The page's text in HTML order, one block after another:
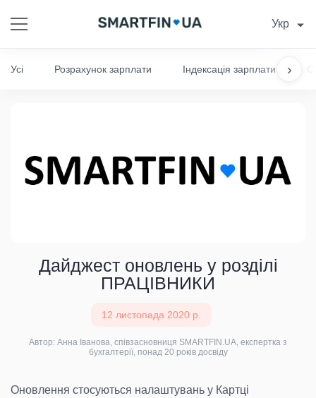
Укр
›
Усі Розрахунок зарплати Індексація зарплати
Дайджест оновлень у розділі
ПРАЦІВНИКИ
12 листопада 2020 р.
Автор: Анна Іванова, співзасновниця SMARTFIN.UA, експертка з
бухгалтерії, понад 20 років досвіду
Оновлення стосуються налаштувань у Картці